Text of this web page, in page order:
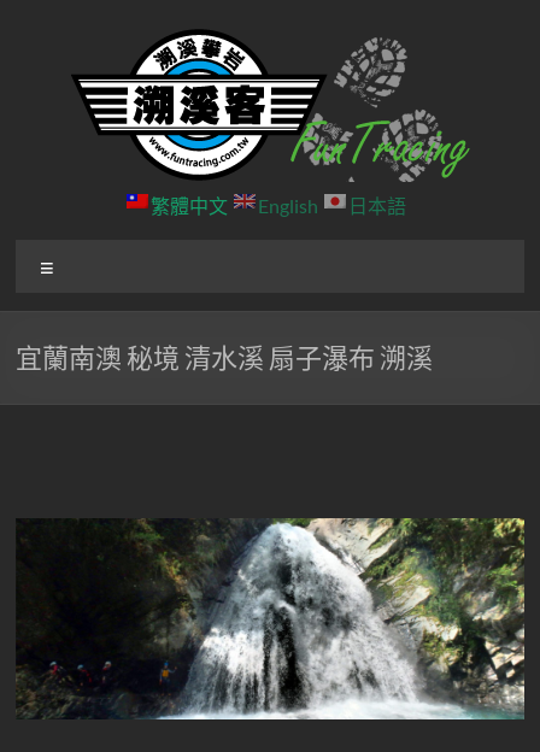
溪
客
戶
外
北
業
溯
溪-
繁體中文 English 日本語
宜蘭南澳 秘境 清水溪 扇子瀑布 溯溪